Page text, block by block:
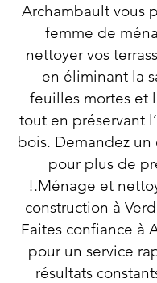
Archambault vous
femme de
nettoyer vos
en éliminant la
feuilles mortes et
tout en préservant
bois. Demandez
pour plus de
!.Ménage et
construction à
Faites confiance à
pour un service
résultats